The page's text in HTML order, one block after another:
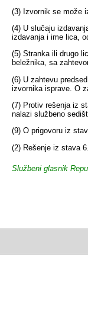
(3) Izvornik se može
(4) U slučaju
izdavanja i ime lica,
(5) Stranka ili drugo
beležnika, sa
(6) U zahtevu
izvornika isprave. O
(7) Protiv rešenja iz
nalazi službeno
(9) O prigovoru iz
(2) Rešenje iz stava
Službeni glasnik